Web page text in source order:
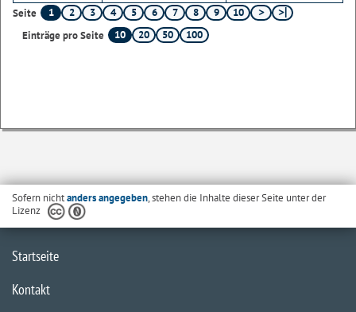
Seite 1 2 3 4 5 6 7 8 9
10
Einträge pro Seite
10 20 50 100
Sofern nichtanders angegeben, stehen die Inhalte dieser Seite unter der
Lizenz
Startseite
Kontakt